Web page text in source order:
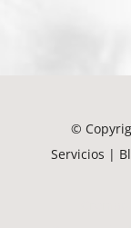
©
Servicios |